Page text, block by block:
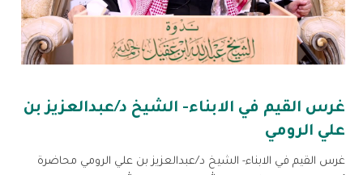
غرس القيم في الابناء- الشيخ د/عبدالعزيز بن
علي الرومي
غرس القيم في الابناء- الشيخ د/عبدالعزيز بن علي الرومي محاضرة